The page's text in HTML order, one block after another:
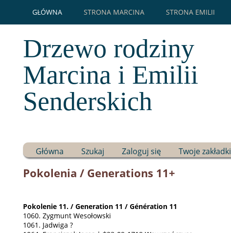
GŁÓWNA STRONA MARCINA STRONA EMILII
Drzewo rodziny
Marcina i Emilii
Senderskich
Główna Szukaj Zaloguj się Twoje zakładki
Pokolenia / Generations 11+
Pokolenie 11. / Generation 11 / Génération 11
1060. Zygmunt Wesołowski
1061. Jadwiga ?